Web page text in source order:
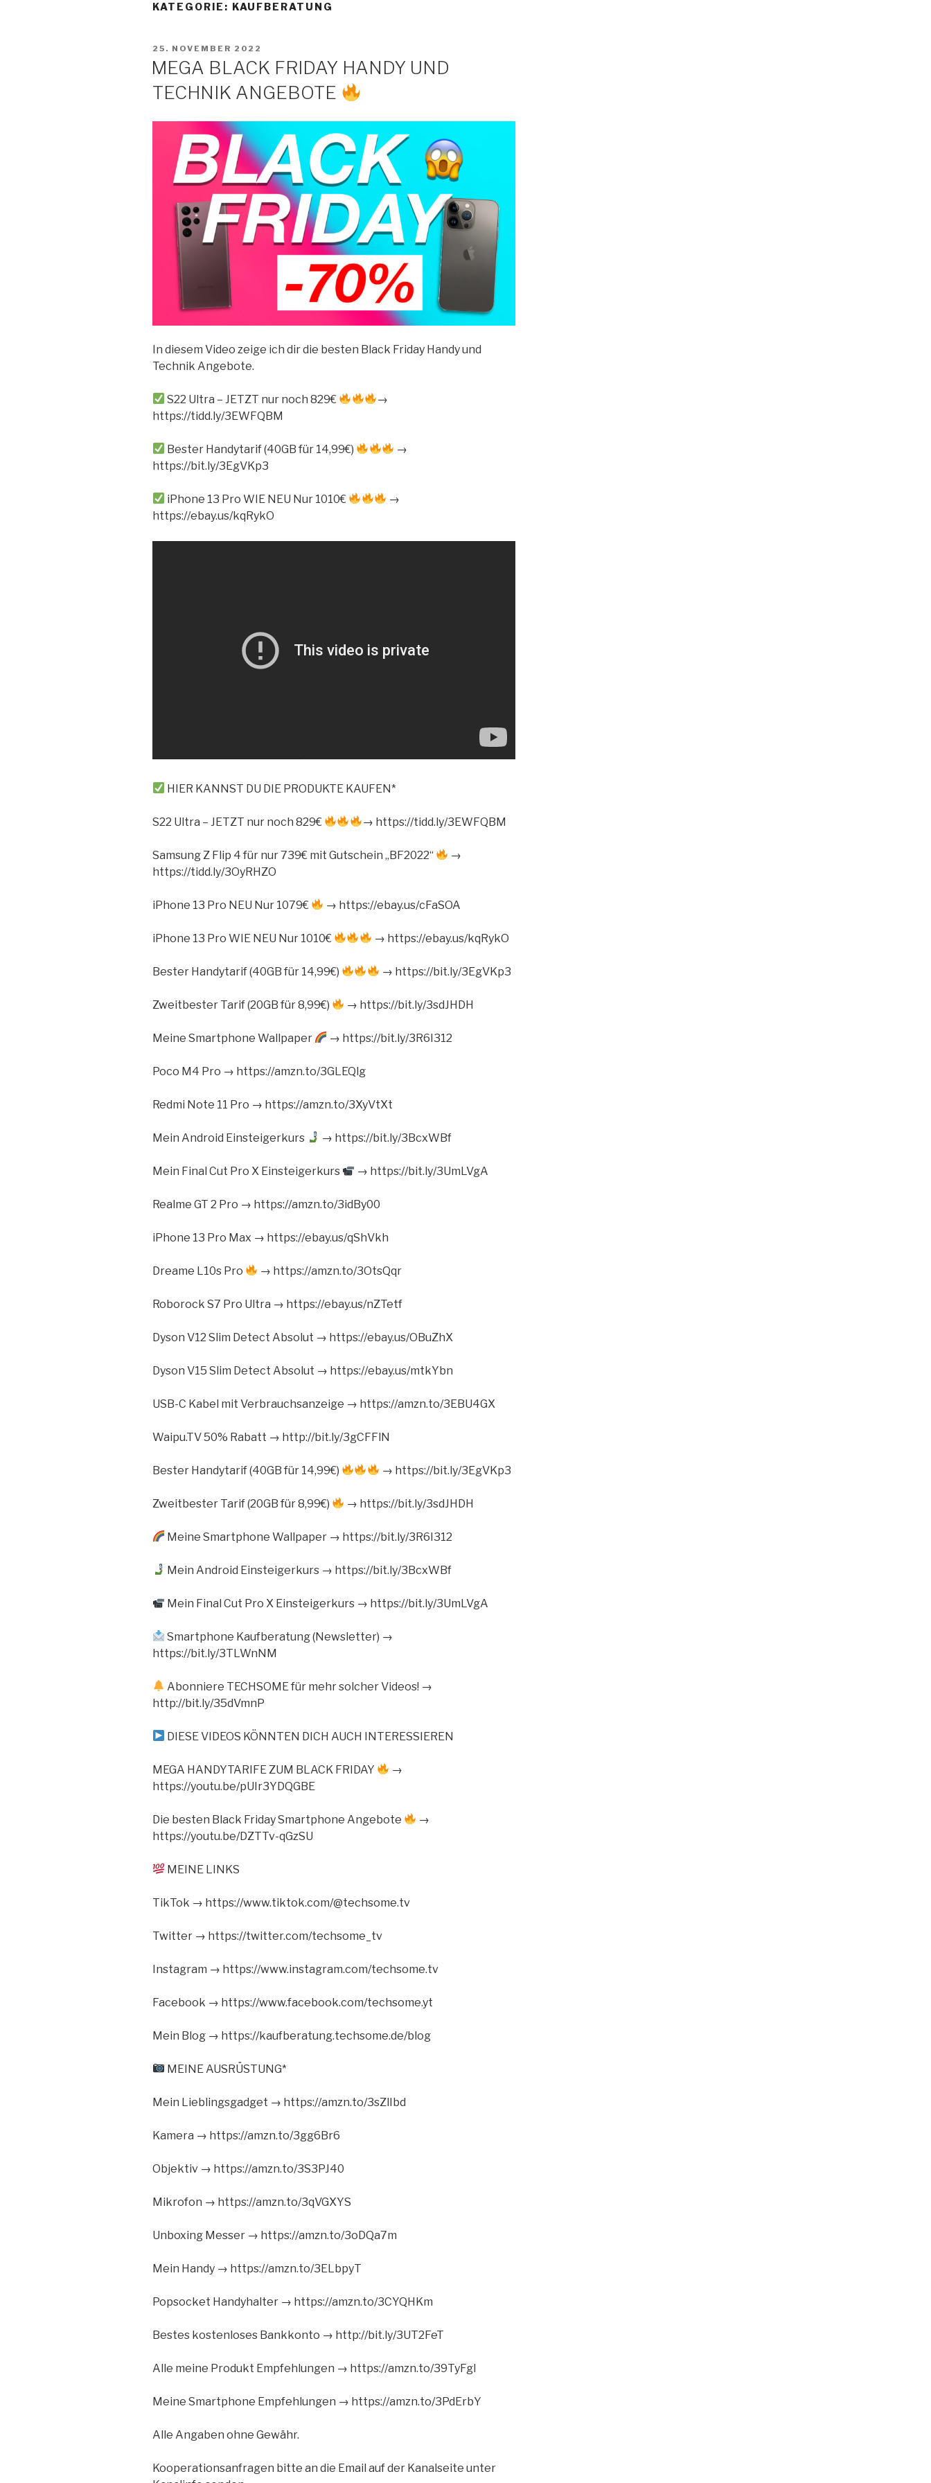
KATEGORIE: KAUFBERATUNG
VERÖFFENTLICHT
25. NOVEMBER 2022
MEGA BLACK FRIDAY HANDY UND
TECHNIK ANGEBOTE
In diesem Video zeige ich dir die besten Black Friday Handy und
Technik Angebote.
S22 Ultra – JETZT nur noch 829€
→
https://tidd.ly/3EWFQBM
Bester Handytarif (40GB für 14,99€)
→
https://bit.ly/3EgVKp3
iPhone 13 Pro WIE NEU Nur 1010€
→
https://ebay.us/kqRykO
HIER KANNST DU DIE PRODUKTE KAUFEN*
S22 Ultra – JETZT nur noch 829€ → https://tidd.ly/3EWFQBM
Samsung Z Flip 4 für nur 739€ mit Gutschein „BF2022“
→
https://tidd.ly/3OyRHZO
iPhone 13 Pro NEU Nur 1079€ → https://ebay.us/cFaSOA
iPhone 13 Pro WIE NEU Nur 1010€ → https://ebay.us/kqRykO
Bester Handytarif (40GB für 14,99€) → https://bit.ly/3EgVKp3
Zweitbester Tarif (20GB für 8,99€) → https://bit.ly/3sdJHDH
Meine Smartphone Wallpaper → https://bit.ly/3R6I312
Poco M4 Pro → https://amzn.to/3GLEQlg
Redmi Note 11 Pro → https://amzn.to/3XyVtXt
Mein Android Einsteigerkurs → https://bit.ly/3BcxWBf
Mein Final Cut Pro X Einsteigerkurs → https://bit.ly/3UmLVgA
Realme GT 2 Pro → https://amzn.to/3idBy00
iPhone 13 Pro Max → https://ebay.us/qShVkh
Dreame L10s Pro → https://amzn.to/3OtsQqr
Roborock S7 Pro Ultra → https://ebay.us/nZTetf
Dyson V12 Slim Detect Absolut → https://ebay.us/OBuZhX
Dyson V15 Slim Detect Absolut → https://ebay.us/mtkYbn
USB-C Kabel mit Verbrauchsanzeige → https://amzn.to/3EBU4GX
Waipu.TV 50% Rabatt → http://bit.ly/3gCFFlN
Bester Handytarif (40GB für 14,99€) → https://bit.ly/3EgVKp3
Zweitbester Tarif (20GB für 8,99€) → https://bit.ly/3sdJHDH
Meine Smartphone Wallpaper → https://bit.ly/3R6I312
Mein Android Einsteigerkurs → https://bit.ly/3BcxWBf
Mein Final Cut Pro X Einsteigerkurs → https://bit.ly/3UmLVgA
Smartphone Kaufberatung (Newsletter) →
https://bit.ly/3TLWnNM
Abonniere TECHSOME für mehr solcher Videos! →
http://bit.ly/35dVmnP
DIESE VIDEOS KÖNNTEN DICH AUCH INTERESSIEREN
MEGA HANDYTARIFE ZUM BLACK FRIDAY
→
https://youtu.be/pUIr3YDQGBE
Die besten Black Friday Smartphone Angebote
→
https://youtu.be/DZTTv-qGzSU
MEINE LINKS
TikTok → https://www.tiktok.com/@techsome.tv
Twitter → https://twitter.com/techsome_tv
Instagram → https://www.instagram.com/techsome.tv
Facebook → https://www.facebook.com/techsome.yt
Mein Blog → https://kaufberatung.techsome.de/blog
MEINE AUSRÜSTUNG*
Mein Lieblingsgadget → https://amzn.to/3sZlIbd
Kamera → https://amzn.to/3gg6Br6
Objektiv → https://amzn.to/3S3PJ40
Mikrofon → https://amzn.to/3qVGXYS
Unboxing Messer → https://amzn.to/3oDQa7m
Mein Handy → https://amzn.to/3ELbpyT
Popsocket Handyhalter → https://amzn.to/3CYQHKm
Bestes kostenloses Bankkonto → http://bit.ly/3UT2FeT
Alle meine Produkt Empfehlungen → https://amzn.to/39TyFgI
Meine Smartphone Empfehlungen → https://amzn.to/3PdErbY
Alle Angaben ohne Gewähr.
Kooperationsanfragen bitte an die Email auf der Kanalseite unter